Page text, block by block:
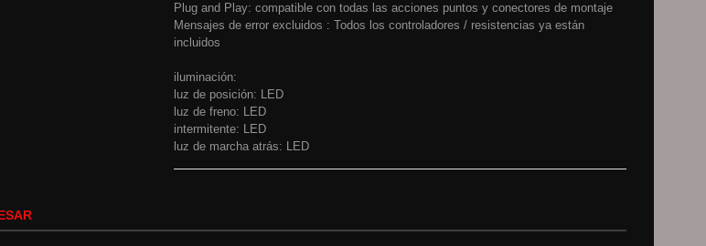
Plug and Play: compatible con todas las acciones puntos y conectores de montaje
Mensajes de error excluidos : Todos los controladores / resistencias ya están
incluidos
iluminación:
luz de posición: LED
luz de freno: LED
intermitente: LED
luz de marcha atrás: LED